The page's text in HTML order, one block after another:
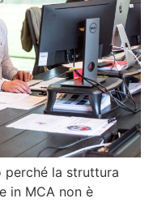
la struttura
in MCA non è